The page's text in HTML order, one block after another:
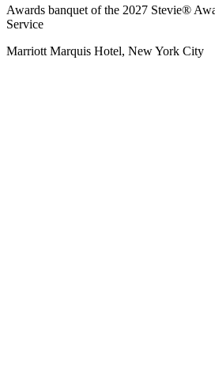
Awards banquet of the 2027 Stevie®
Service
Marriott Marquis Hotel, New York City